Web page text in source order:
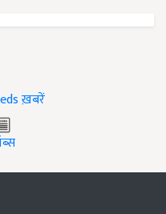
ख़बरें